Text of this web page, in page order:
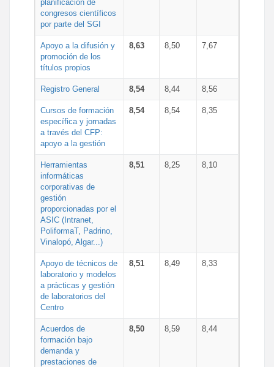
planificación de
congresos científicos
por parte del SGI
Apoyo a la difusión y
promoción de los
títulos propios
8,63 8,50 7,67
Registro General 8,54 8,44 8,56
Cursos de formación
específica y jornadas
a través del CFP:
apoyo a la gestión
8,54 8,54 8,35
Herramientas
informáticas
corporativas de
gestión
proporcionadas por el
ASIC (Intranet,
PoliformaT, Padrino,
Vinalopó, Algar...)
8,51 8,25 8,10
Apoyo de técnicos de
laboratorio y modelos
a prácticas y gestión
de laboratorios del
Centro
8,51 8,49 8,33
Acuerdos de
formación bajo
demanda y
prestaciones de
8,50 8,59 8,44